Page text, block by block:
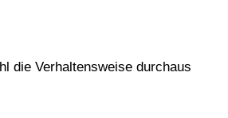
die Verhaltensweise durchaus